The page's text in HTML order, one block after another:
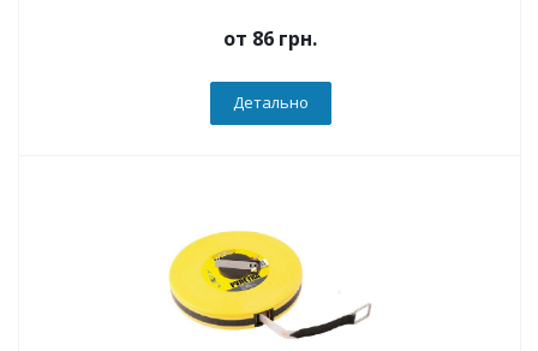
от 86 грн.
Детально